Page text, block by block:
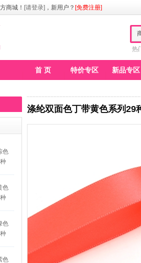
商城！ [请登录] ，新用户？ [免费注册]
热
首 页 特价专区 新品专区
涤纶双面色丁带黄色系列29
色
色
色
色